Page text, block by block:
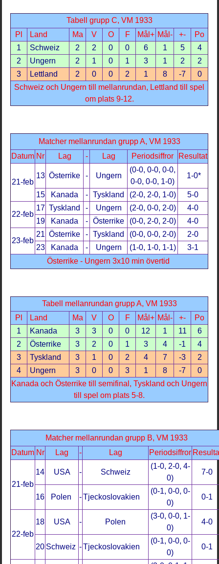
Tabell grupp C, VM 1933
Pl
Land Ma V O F Mål+ Mål- +-
Po
1
Schweiz 2 2 0 0 6 1 5
4
2
Ungern 2 1 0 1 3 1 2
2
3
Lettland 2 0 0 2 1 8 -7
0
Schweiz och Ungern till mellanrundan, Lettland till spel
om plats 9-12.
Matcher mellanrundan grupp A, VM 1933
Datum Nr Lag - Lag Periodsiffror Resultat
21-feb
13 Österrike - Ungern
(0-0, 0-0, 0-0,
0-0, 0-0, 1-0)
1-0*
15 Kanada - Tyskland (2-0, 2-0, 1-0) 5-0
22-feb
17 Tyskland - Ungern (2-0, 0-0, 2-0)
4-0
19
Kanada - Österrike (0-0, 2-0, 2-0) 4-0
23-feb
21 Österrike - Tyskland (0-0, 0-0, 2-0)
2-0
23
Kanada - Ungern (1-0, 1-0, 1-1)
3-1
Österrike - Ungern 3x10 min övertid
Tabell mellanrundan grupp A, VM 1933
Pl
Land Ma V O F Mål+ Mål- +-
Po
1
Kanada 3 3 0 0 12 1 11
6
2
Österrike 3 2 0 1 3 4 -1
4
3
Tyskland 3 1 0 2 4 7 -3
2
4
Ungern 3 0 0 3 1 8 -7
0
Kanada och Österrike till semifinal, Tyskland och Ungern
till spel om plats 5-8.
Matcher mellanrundan grupp B, VM 1933
Datum Nr Lag - Lag Periodsiffror
21-feb
14 USA - Schweiz
(1-0, 2-0, 4-
0)
7-0
16 Polen - Tjeckoslovakien
(0-1, 0-0, 0-
0)
0-1
22-feb
18 USA - Polen
(3-0, 0-0, 1-
0)
4-0
20 Schweiz - Tjeckoslovakien
(0-1, 0-0, 0-
0)
0-1